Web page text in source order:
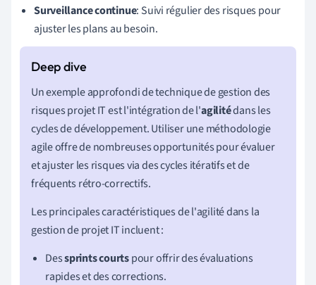
Surveillance continue: Suivi régulier des risques pour
ajuster les plans au besoin.
Un exemple approfondi de technique de gestion des
risques projet IT est l'intégration de l'agilitédans les
cycles de développement. Utiliser une méthodologie
agile offre de nombreuses opportunités pour évaluer
et ajuster les risques via des cycles itératifs et de
fréquents rétro-correctifs.
Les principales caractéristiques de l'agilité dans la
gestion de projet IT incluent :
Dessprints courtspour offrir des évaluations
rapides et des corrections.